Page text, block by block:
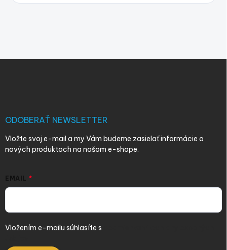
ODOBERAŤ NEWSLETTER
Vložte svoj e-mail a my Vám budeme zasielať informácie o
nových produktoch na našom e-shope.
EMAIL
Vložením e-mailu súhlasíte s